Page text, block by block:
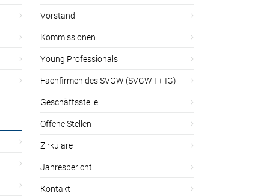
Vorstand
Kommissionen
Young Professionals
Fachfirmen des SVGW (SVGW I + IG)
Geschäftsstelle
Offene Stellen
Zirkulare
Jahresbericht
Kontakt